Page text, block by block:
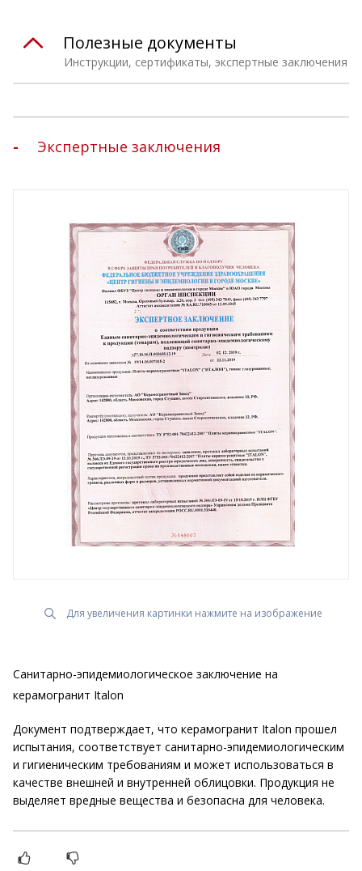
Инструкции, сертификаты, экспертные заключения
Полезные документы
Экспертные заключения
Для увеличения картинки нажмите на изображение
Санитарно-эпидемиологическое заключение на
керамогранит Italon
Документ подтверждает, что керамогранит Italon прошел
испытания, соответствует санитарно-эпидемиологическим
и гигиеническим требованиям и может использоваться в
качестве внешней и внутренней облицовки. Продукция не
выделяет вредные вещества и безопасна для человека.